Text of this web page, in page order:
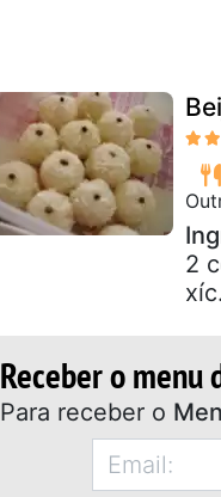
2
Receber o menu
Para receber o